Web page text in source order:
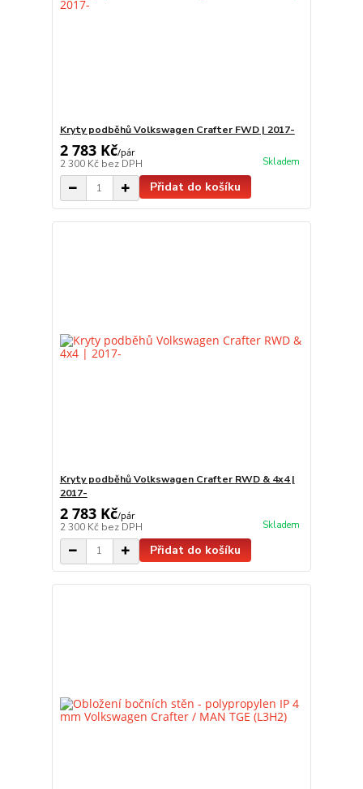
Kryty podběhů Volkswagen Crafter FWD | 2017-
2 783 Kč/pár
2 300 Kč bez DPH Skladem
Přidat do košíku
Kryty podběhů Volkswagen Crafter RWD & 4x4 |
2017-
2 783 Kč/pár
2 300 Kč bez DPH Skladem
Přidat do košíku